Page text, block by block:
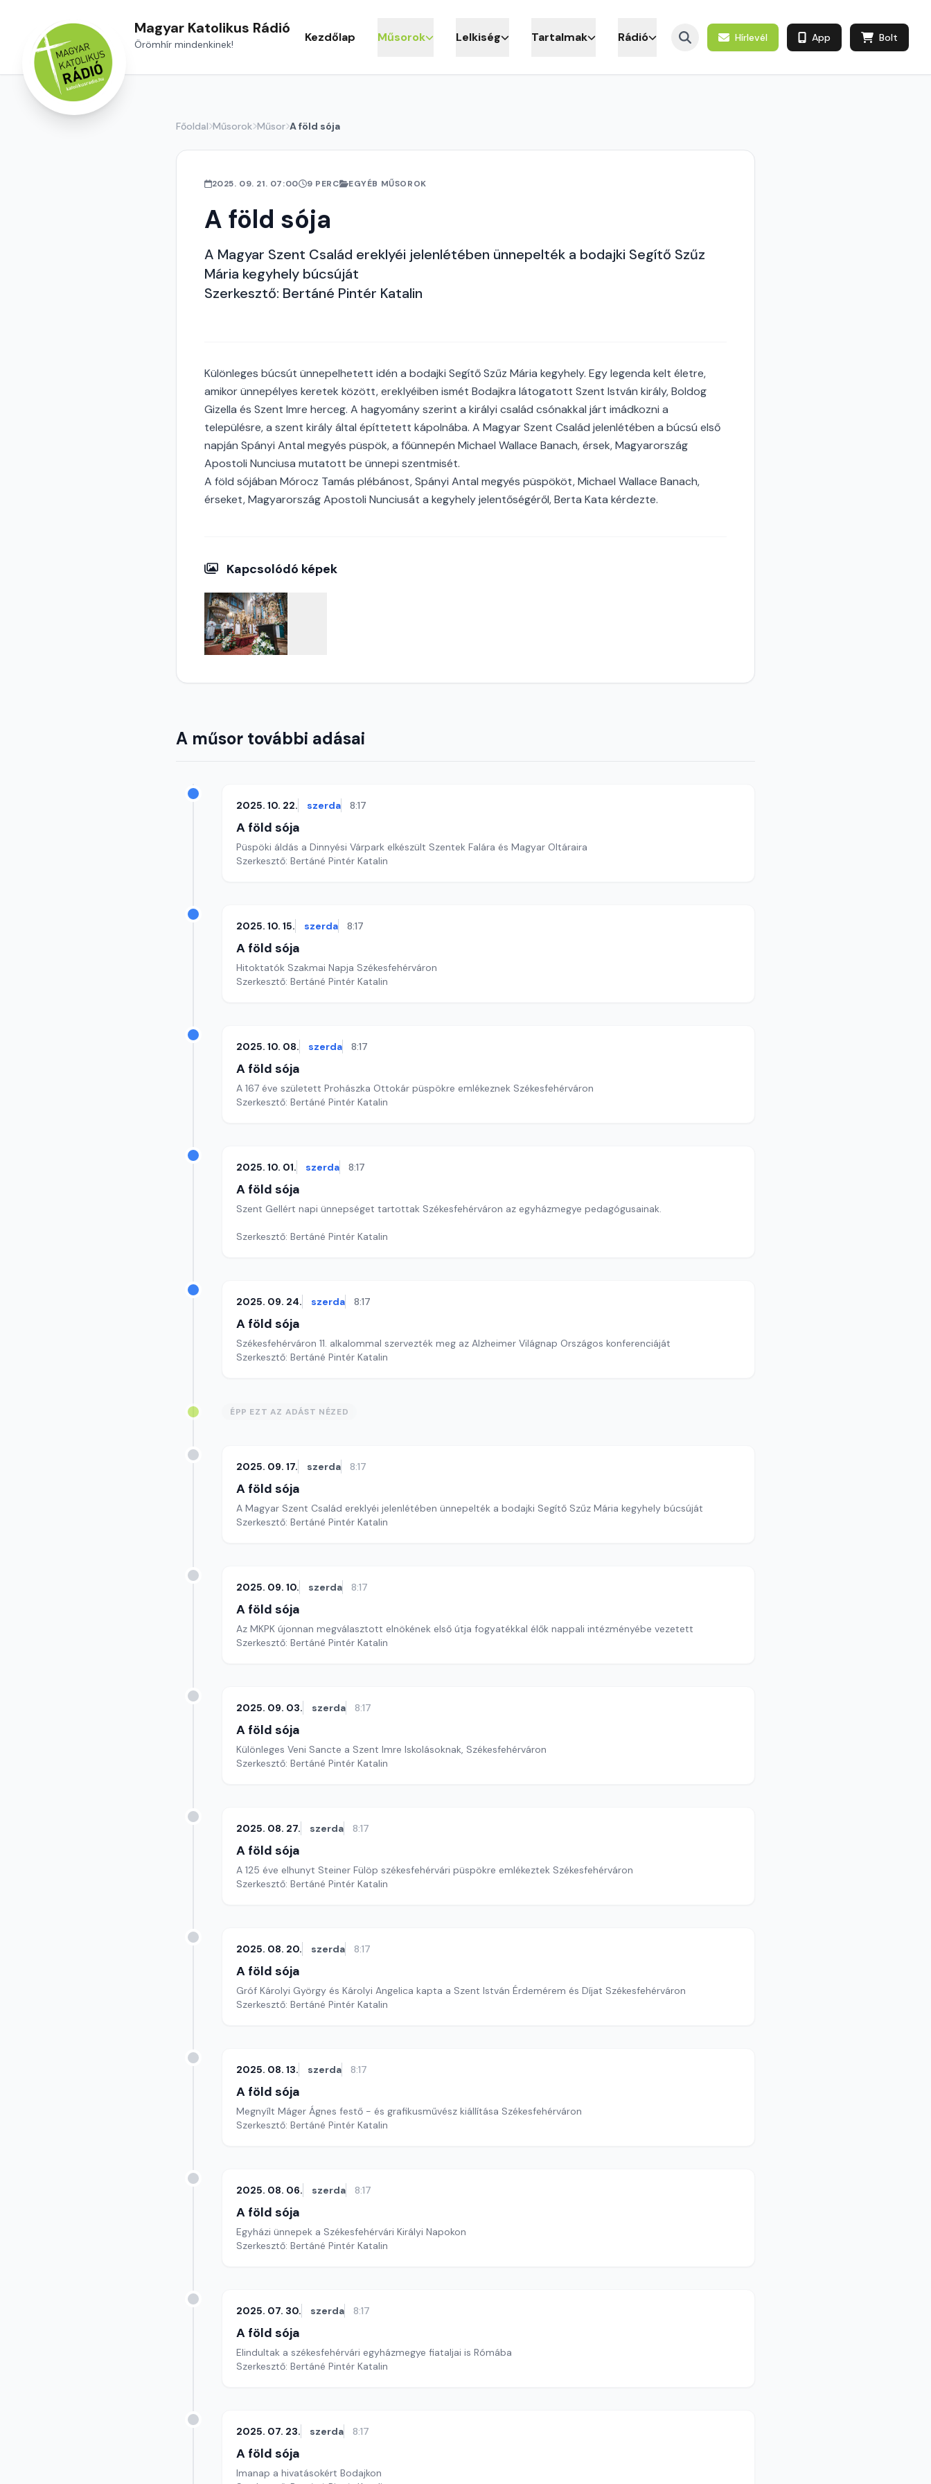
Magyar Katolikus Rádió
Örömhír mindenkinek! Kezdőlap Műsorok Lelkiség Tartalmak Rádió Hírlevél App Bolt
Főoldal Műsorok Műsor A föld sója
2025. 09. 21. 07:00 9 PERC EGYÉB MŰSOROK
A föld sója
A Magyar Szent Család ereklyéi jelenlétében ünnepelték a bodajki Segítő Szűz
Mária kegyhely búcsúját
Szerkesztő: Bertáné Pintér Katalin
Különleges búcsút ünnepelhetett idén a bodajki Segítő Szűz Mária kegyhely. Egy legenda kelt életre,
amikor ünnepélyes keretek között, ereklyéiben ismét Bodajkra látogatott Szent István király, Boldog
Gizella és Szent Imre herceg. A hagyomány szerint a királyi család csónakkal járt imádkozni a
településre, a szent király által építtetett kápolnába. A Magyar Szent Család jelenlétében a búcsú első
napján Spányi Antal megyés püspök, a főünnepén Michael Wallace Banach, érsek, Magyarország
Apostoli Nunciusa mutatott be ünnepi szentmisét.
A föld sójában Mórocz Tamás plébánost, Spányi Antal megyés püspököt, Michael Wallace Banach,
érseket, Magyarország Apostoli Nunciusát a kegyhely jelentőségéről, Berta Kata kérdezte.
Kapcsolódó képek
A műsor további adásai
2025. 10. 22. szerda 8:17
A föld sója
Püspöki áldás a Dinnyési Várpark elkészült Szentek Falára és Magyar Oltáraira
Szerkesztő: Bertáné Pintér Katalin
2025. 10. 15. szerda 8:17
A föld sója
Hitoktatók Szakmai Napja Székesfehérváron
Szerkesztő: Bertáné Pintér Katalin
2025. 10. 08. szerda 8:17
A föld sója
A 167 éve született Prohászka Ottokár püspökre emlékeznek Székesfehérváron
Szerkesztő: Bertáné Pintér Katalin
2025. 10. 01. szerda 8:17
A föld sója
Szent Gellért napi ünnepséget tartottak Székesfehérváron az egyházmegye pedagógusainak.
Szerkesztő: Bertáné Pintér Katalin
2025. 09. 24. szerda 8:17
A föld sója
Székesfehérváron 11. alkalommal szervezték meg az Alzheimer Világnap Országos konferenciáját
Szerkesztő: Bertáné Pintér Katalin
ÉPP EZT AZ ADÁST NÉZED
2025. 09. 17. szerda 8:17
A föld sója
A Magyar Szent Család ereklyéi jelenlétében ünnepelték a bodajki Segítő Szűz Mária kegyhely búcsúját
Szerkesztő: Bertáné Pintér Katalin
2025. 09. 10. szerda 8:17
A föld sója
Az MKPK újonnan megválasztott elnökének első útja fogyatékkal élők nappali intézményébe vezetett
Szerkesztő: Bertáné Pintér Katalin
2025. 09. 03. szerda 8:17
A föld sója
Különleges Veni Sancte a Szent Imre Iskolásoknak, Székesfehérváron
Szerkesztő: Bertáné Pintér Katalin
2025. 08. 27. szerda 8:17
A föld sója
A 125 éve elhunyt Steiner Fülöp székesfehérvári püspökre emlékeztek Székesfehérváron
Szerkesztő: Bertáné Pintér Katalin
2025. 08. 20. szerda 8:17
A föld sója
Gróf Károlyi György és Károlyi Angelica kapta a Szent István Érdemérem és Díjat Székesfehérváron
Szerkesztő: Bertáné Pintér Katalin
2025. 08. 13. szerda 8:17
A föld sója
Megnyílt Máger Ágnes festő - és grafikusművész kiállítása Székesfehérváron
Szerkesztő: Bertáné Pintér Katalin
2025. 08. 06. szerda 8:17
A föld sója
Egyházi ünnepek a Székesfehérvári Királyi Napokon
Szerkesztő: Bertáné Pintér Katalin
2025. 07. 30. szerda 8:17
A föld sója
Elindultak a székesfehérvári egyházmegye fiataljai is Rómába
Szerkesztő: Bertáné Pintér Katalin
2025. 07. 23. szerda 8:17
A föld sója
Imanap a hivatásokért Bodajkon